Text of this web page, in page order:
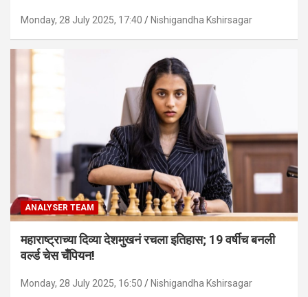
Monday, 28 July 2025, 17:40 Nishigandha Kshirsagar
ANALYSER TEAM
महाराष्ट्राच्या दिव्या देशमुखनं रचला इतिहास; 19 वर्षीच बनली
वर्ल्ड चेस चँपियन!
Monday, 28 July 2025, 16:50 Nishigandha Kshirsagar